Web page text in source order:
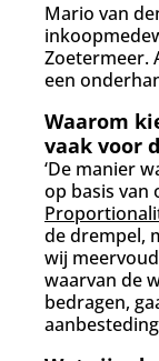
Mario van
Zoetermeer.
een
Waarom
vaak voor
‘De manier
op basis van
de drempel,
wij
waarvan de
bedragen,